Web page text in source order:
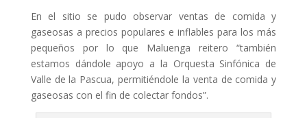
En el sitio se pudo observar ventas de comida y
gaseosas a precios populares e inflables para los más
pequeños por lo que Maluenga reitero “también
estamos dándole apoyo a la Orquesta Sinfónica de
Valle de la Pascua, permitiéndole la venta de comida y
gaseosas con el fin de colectar fondos”.